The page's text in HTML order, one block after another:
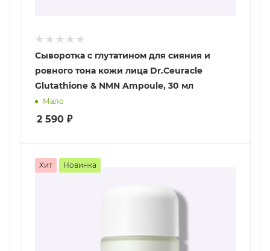
Сыворотка с глутатином для сияния и
ровного тона кожи лица Dr.Ceuracle
Glutathione & NMN Ampoule, 30 мл
Мало
2 590 ₽
Хит Новинка